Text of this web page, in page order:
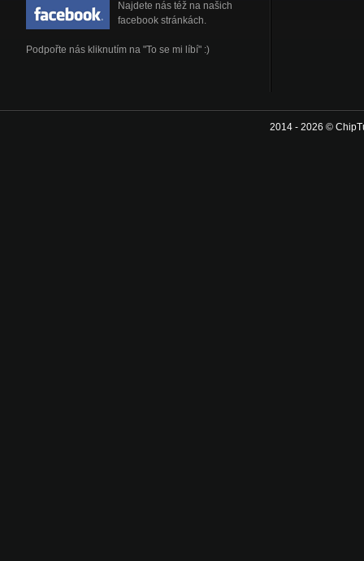
Najdete nás též na našich
facebook stránkách.
Podpořte nás kliknutím na "To se mi líbí" :)
2014 - 2026 ©